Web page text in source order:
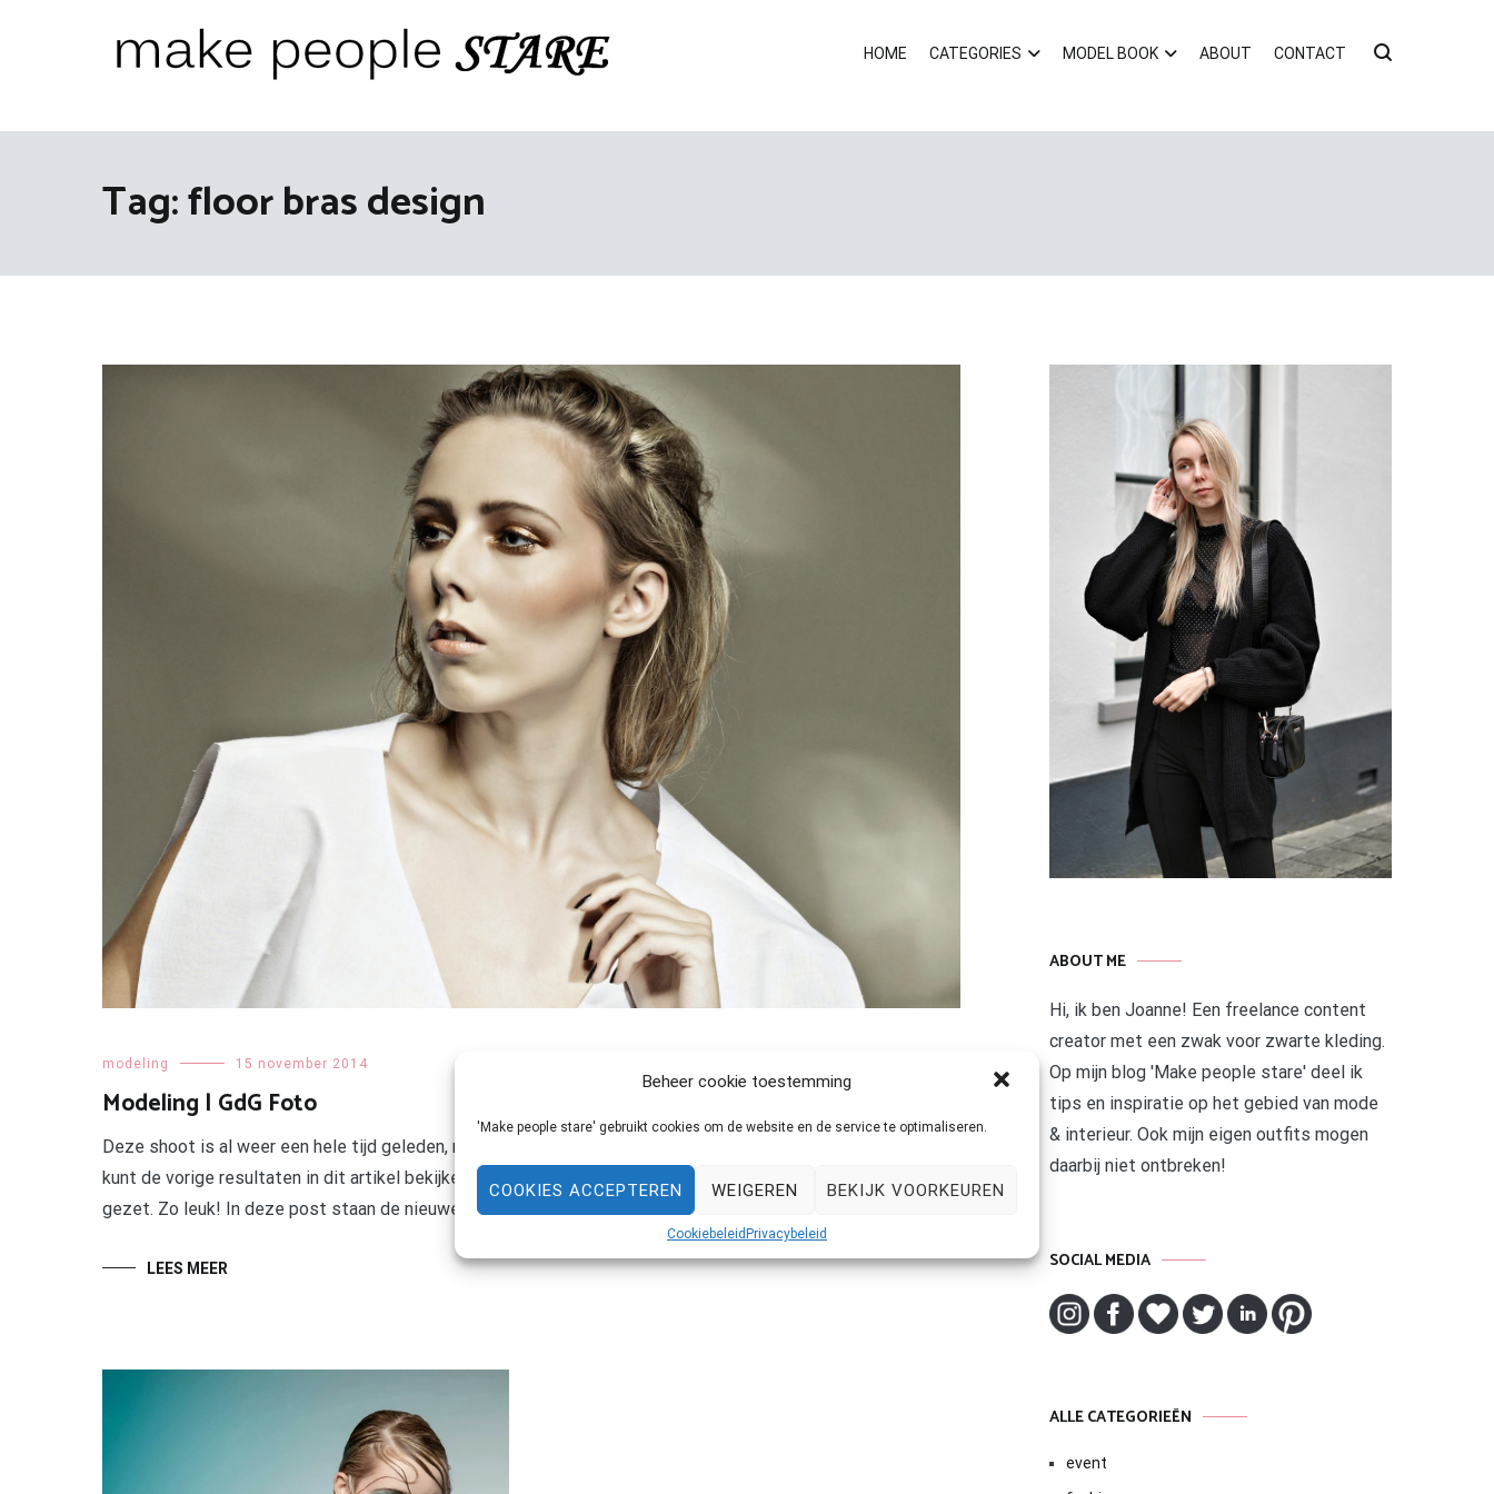
Beheer cookie toestemming
'Make people stare' gebruikt cookies om de website en de service te optimaliseren.
COOKIES ACCEPTEREN WEIGEREN BEKIJK VOORKEUREN
Cookiebeleid Privacybeleid
HOME CATEGORIES MODEL BOOK ABOUT CONTACT
Tag:floor bras design
modeling 15 november 2014
Modeling | GdG Foto
Deze shoot is al weer een hele tijd geleden, maar er blijven nieuwe (en hele mooie) foto’s binnen komen! Je
kunt de vorige resultaten in dit artikel bekijken. Guido heeft zelfs een behind the scenes filmpje in elkaar
gezet. Zo leuk! In deze post staan de nieuwe foto’s en de video. We hebben echt wat […]
LEES MEER
ABOUT ME
Hi, ik ben Joanne! Een freelance content
creator met een zwak voor zwarte kleding.
Op mijn blog 'Make people stare' deel ik
tips en inspiratie op het gebied van mode
& interieur. Ook mijn eigen outfits mogen
daarbij niet ontbreken!
SOCIAL MEDIA
ALLE CATEGORIEËN
event